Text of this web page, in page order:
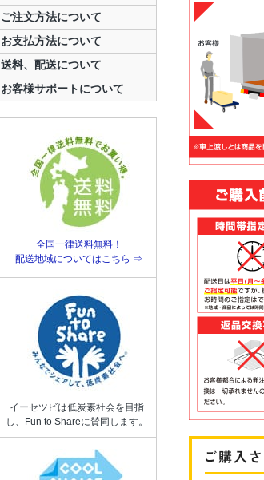
ご注文方法について
お支払方法について
送料、配送について
お客様サポートについて
全国一律送料無料！
配送地域についてはこちら ⇒
イーセツビは低炭素社会を目指
し、Fun to Shareに賛同します。